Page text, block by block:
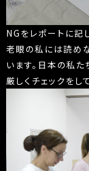
NGをレポートに記
老眼の私には読め
います。日本の私
厳しくチェックをし